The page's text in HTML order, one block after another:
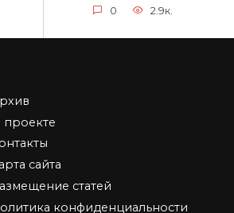
0 2.9к.
синергии в бизнесе
Corp. Тимур Турлов строит
проекте
сайта
статей
конфиденциальности